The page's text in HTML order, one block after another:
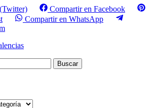
Compartir en Facebook
Compartir en WhatsApp